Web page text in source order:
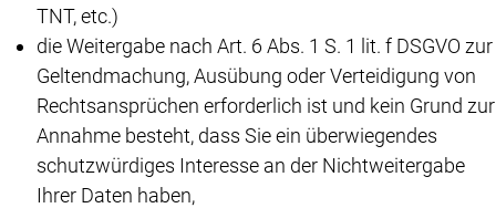
TNT, etc.)
die Weitergabe nach Art. 6 Abs. 1 S. 1 lit. f DSGVO zur
Geltendmachung, Ausübung oder Verteidigung von
Rechtsansprüchen erforderlich ist und kein Grund zur
Annahme besteht, dass Sie ein überwiegendes
schutzwürdiges Interesse an der Nichtweitergabe
Ihrer Daten haben,